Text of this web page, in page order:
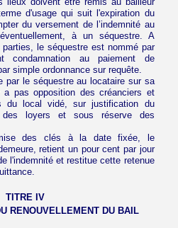
d'usage qui suit l'expiration du
du versement de l’indemnité au
à un séquestre. A
le séquestre est nommé par
condamnation au paiement de
simple ordonnance sur requête.
par le séquestre au locataire sur sa
pas opposition des créanciers et
du local vidé, sur justification du
des loyers et sous réserve des
des clés à la date fixée, le
retient un pour cent par jour
l'indemnité et restitue cette retenue
TITRE IV
RENOUVELLEMENT DU BAIL